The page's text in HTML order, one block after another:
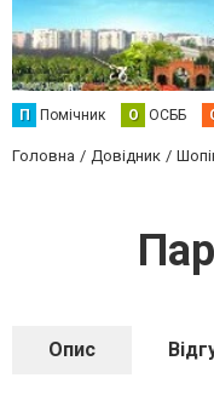
П Помічник О ОСББ
Головна Довідник
Опис